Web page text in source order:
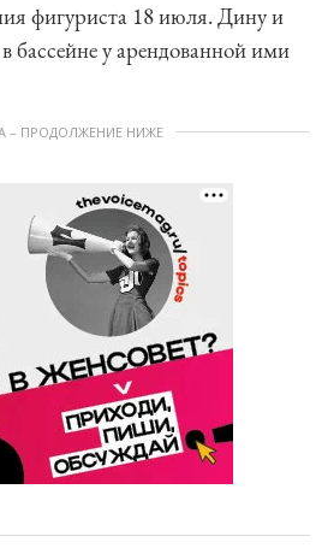
фигуриста 18 июля. Дину и
бассейне у арендованной ими
– ПРОДОЛЖЕНИЕ НИЖЕ